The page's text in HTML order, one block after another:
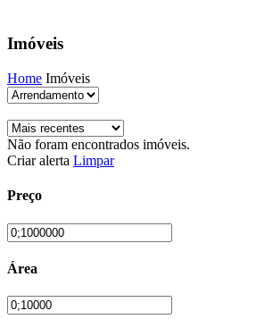
Imóveis
Home Imóveis
Não foram encontrados imóveis.
Criar alerta Limpar
Preço
Área